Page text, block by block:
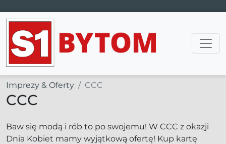
Main Navigation
Imprezy & Oferty CCC
CCC
Baw się modą i rób to po swojemu! W CCC z okazji
Dnia Kobiet mamy wyjątkową ofertę! Kup kartę